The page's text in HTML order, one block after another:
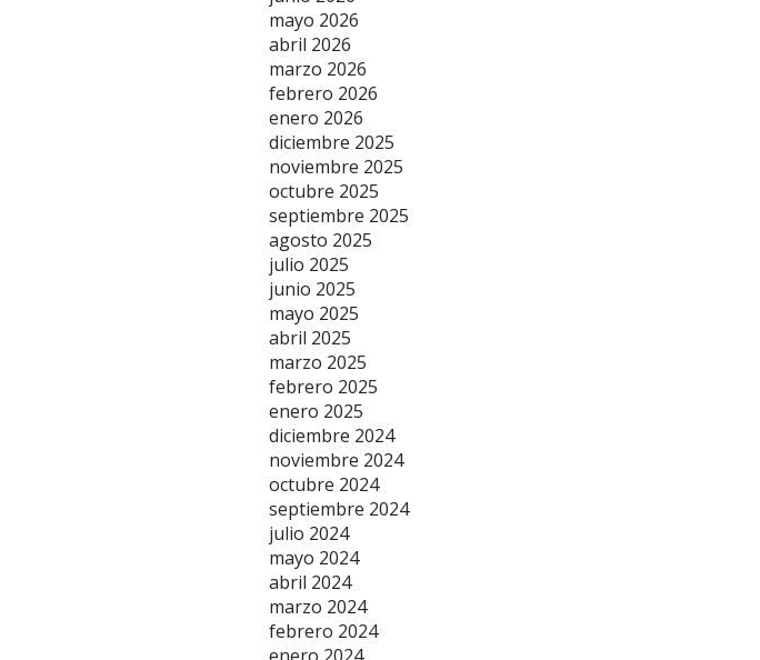
mayo 2026
abril 2026
marzo 2026
febrero 2026
enero 2026
diciembre 2025
noviembre 2025
octubre 2025
septiembre 2025
agosto 2025
julio 2025
junio 2025
mayo 2025
abril 2025
marzo 2025
febrero 2025
enero 2025
diciembre 2024
noviembre 2024
octubre 2024
septiembre 2024
julio 2024
mayo 2024
abril 2024
marzo 2024
febrero 2024